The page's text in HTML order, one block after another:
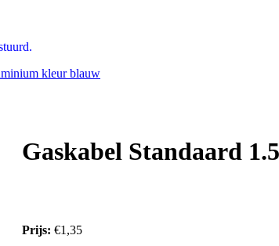
kleur blauw
Gaskabel Standaard
Prijs: €1,35